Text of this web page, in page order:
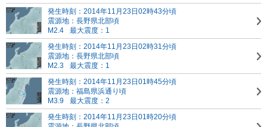
発生時刻：2014年11月23日02時43分頃
震源地：長野県北部頃
M2.4
最大震度：1
発生時刻：2014年11月23日02時31分頃
震源地：長野県北部頃
M2.3
最大震度：1
発生時刻：2014年11月23日01時45分頃
震源地：福島県浜通り頃
M3.9
最大震度：2
発生時刻：2014年11月23日01時20分頃